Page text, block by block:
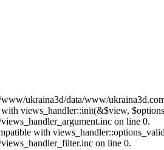
ukraina3d/data/www/
views_handler::init(&$view,
on line 0.
with
on line 0.